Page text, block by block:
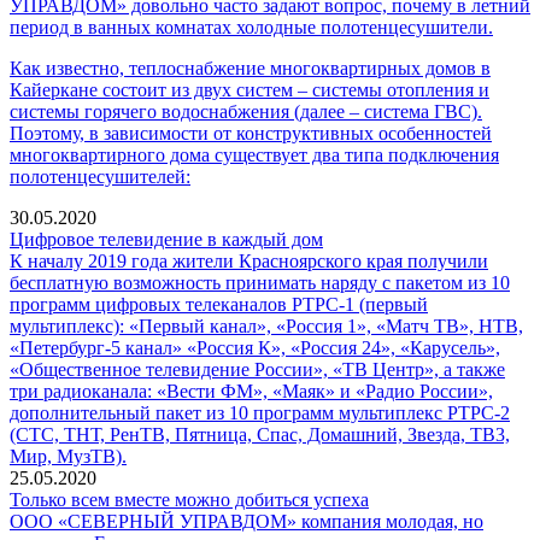
УПРАВДОМ» довольно часто задают вопрос, почему в летний
период в ванных комнатах холодные полотенцесушители.
Как известно, теплоснабжение многоквартирных домов в
Кайеркане состоит из двух систем – системы отопления и
системы горячего водоснабжения (далее – система ГВС).
Поэтому, в зависимости от конструктивных особенностей
многоквартирного дома существует два типа подключения
полотенцесушителей:
30.05.2020
Цифровое телевидение в каждый дом
К началу 2019 года жители Красноярского края получили
бесплатную возможность принимать наряду с пакетом из 10
программ цифровых телеканалов РТРС-1 (первый
мультиплекс): «Первый канал», «Россия 1», «Матч ТВ», НТВ,
«Петербург-5 канал» «Россия К», «Россия 24», «Карусель»,
«Общественное телевидение России», «ТВ Центр», а также
три радиоканала: «Вести ФМ», «Маяк» и «Радио России»,
дополнительный пакет из 10 программ мультиплекс РТРС-2
(СТС, ТНТ, РенТВ, Пятница, Спас, Домашний, Звезда, ТВ3,
Мир, МузТВ).
25.05.2020
Только всем вместе можно добиться успеха
ООО «СЕВЕРНЫЙ УПРАВДОМ» компания молодая, но